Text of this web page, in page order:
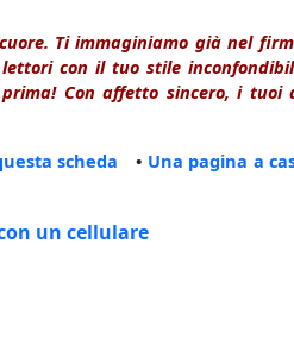
Ti immaginiamo già nel
con il tuo stile
Con affetto sincero, i tuoi
scheda • Una pagina a
un cellulare